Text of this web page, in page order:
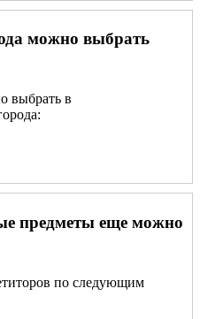
можно выбрать
выбрать в
предметы еще можно
по следующим